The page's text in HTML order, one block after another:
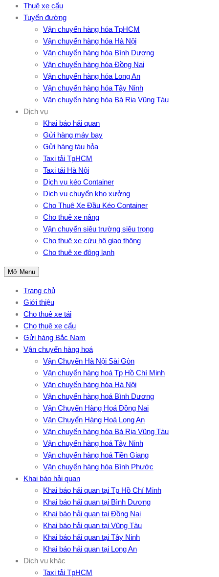
Thuê xe cẩu
Tuyến đường
Vận chuyển hàng hóa TpHCM
Vận chuyển hàng hóa Hà Nội
Vận chuyển hàng hóa Bình Dương
Vận chuyển hàng hóa Đồng Nai
Vận chuyển hàng hóa Long An
Vận chuyển hàng hóa Tây Ninh
Vận chuyển hàng hóa Bà Rịa Vũng Tàu
Dịch vụ
Khai báo hải quan
Gửi hàng máy bay
Gửi hàng tàu hỏa
Taxi tải TpHCM
Taxi tải Hà Nội
Dịch vụ kéo Container
Dịch vụ chuyển kho xưởng
Cho Thuê Xe Đầu Kéo Container
Cho thuê xe nâng
Vận chuyển siêu trường siêu trọng
Cho thuê xe cứu hộ giao thông
Cho thuê xe đông lạnh
Mở Menu
Trang chủ
Giới thiệu
Cho thuê xe tải
Cho thuê xe cẩu
Gửi hàng Bắc Nam
Vận chuyển hàng hoá
Vận Chuyển Hà Nội Sài Gòn
Vận chuyển hàng hoá Tp Hồ Chí Minh
Vận chuyển hàng hóa Hà Nội
Vận chuyển hàng hoá Bình Dương
Vận Chuyển Hàng Hoá Đồng Nai
Vận Chuyển Hàng Hoá Long An
Vận chuyển hàng hóa Bà Rịa Vũng Tàu
Vận chuyển hàng hoá Tây Ninh
Vận chuyển hàng hoá Tiền Giang
Vận chuyển hàng hóa Bình Phước
Khai báo hải quan
Khai báo hải quan tại Tp Hồ Chí Minh
Khai báo hải quan tại Bình Dương
Khai báo hải quan tại Đồng Nai
Khai báo hải quan tại Vũng Tàu
Khai báo hải quan tại Tây Ninh
Khai báo hải quan tại Long An
Dịch vụ khác
Taxi tải TpHCM